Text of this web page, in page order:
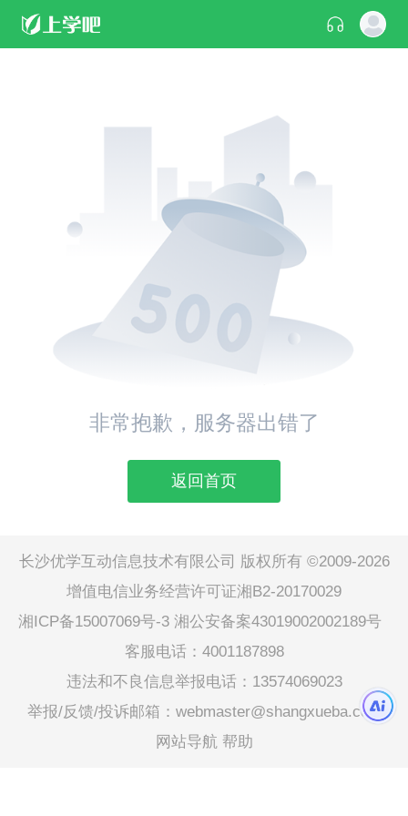
非常抱歉，服务器出错了
返回首页
长沙优学互动信息技术有限公司 版权所有 ©2009-2026
增值电信业务经营许可证湘B2-20170029
湘ICP备15007069号-3 湘公安备案43019002002189号
客服电话：4001187898
违法和不良信息举报电话：13574069023
举报/反馈/投诉邮箱：webmaster@shangxueba.com
网站导航 帮助